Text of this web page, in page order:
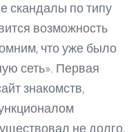
скандалы по типу
возможность
что уже было
сеть». Первая
знакомств,
не долго,